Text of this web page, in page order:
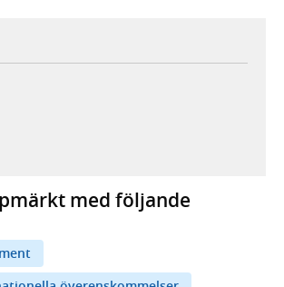
öppnas i ny flik, extern webbplats,
ny flik, extern webbplats,
i ny flik, extern webbplats,
din e-postklient,
med följande